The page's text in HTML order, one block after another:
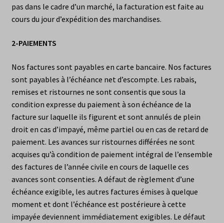
pas dans le cadre d’un marché, la facturation est faite au
cours du jour d’expédition des marchandises.
2-PAIEMENTS
Nos factures sont payables en carte bancaire. Nos factures
sont payables à l’échéance net d’escompte. Les rabais,
remises et ristournes ne sont consentis que sous la
condition expresse du paiement à son échéance de la
facture sur laquelle ils figurent et sont annulés de plein
droit en cas d’impayé, même partiel ou en cas de retard de
paiement. Les avances sur ristournes différées ne sont
acquises qu’à condition de paiement intégral de l’ensemble
des factures de l’année civile en cours de laquelle ces
avances sont consenties. A défaut de règlement d’une
échéance exigible, les autres factures émises à quelque
moment et dont l’échéance est postérieure à cette
impayée deviennent immédiatement exigibles. Le défaut